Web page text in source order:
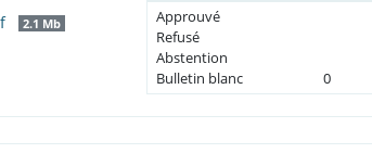
2.1 Mb
Approuvé
Refusé
Abstention
Bulletin blanc
0